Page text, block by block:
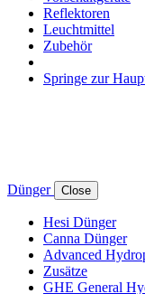
Reflektoren
Leuchtmittel
Zubehör
Springe zur
Dünger Close
Hesi Dünger
Canna Dünger
Advanced
Zusätze
GHE General